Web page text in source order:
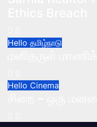
Hello தமிழ்நாடு
Hello Cinema